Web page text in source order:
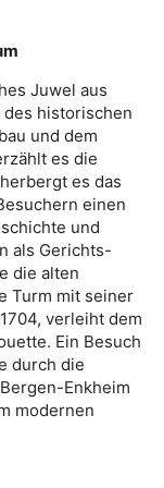
Juwel aus
historischen
und dem
es die
es das
einen
und
als Gerichts-
die alten
Turm mit seiner
verleiht dem
Ein Besuch
durch die
Enkheim
modernen